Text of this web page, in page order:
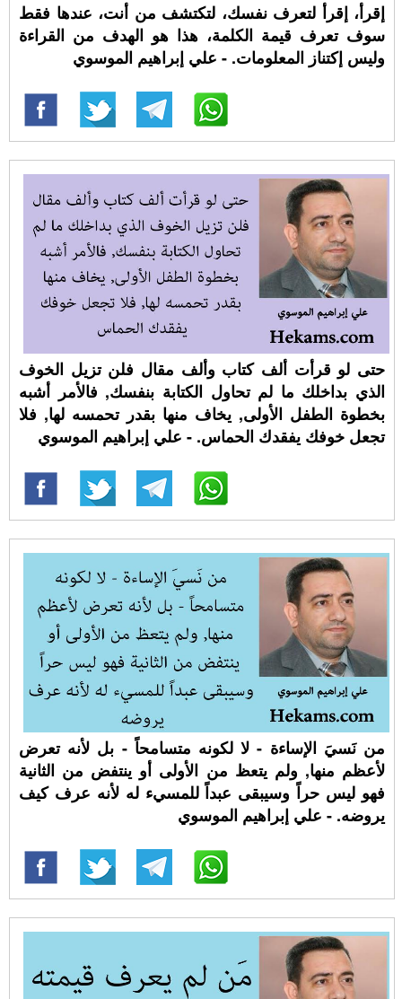
إقرأ، إقرأ لتعرف نفسك، لتكتشف من أنت، عندها فقط
سوف تعرف قيمة الكلمة، هذا هو الهدف من القراءة
وليس إكتناز المعلومات. - علي إبراهيم الموسوي
حتى لو قرأت ألف كتاب وألف مقال فلن تزيل الخوف
الذي بداخلك ما لم تحاول الكتابة بنفسك, فالأمر أشبه
بخطوة الطفل الأولى, يخاف منها بقدر تحمسه لها, فلا
تجعل خوفك يفقدك الحماس. - علي إبراهيم الموسوي
من نَسيَ الإساءة - لا لكونه متسامحاً - بل لأنه تعرض
لأعظم منها, ولم يتعظ من الأولى أو ينتفض من الثانية
فهو ليس حراً وسيبقى عبداً للمسيء له لأنه عرف كيف
يروضه. - علي إبراهيم الموسوي